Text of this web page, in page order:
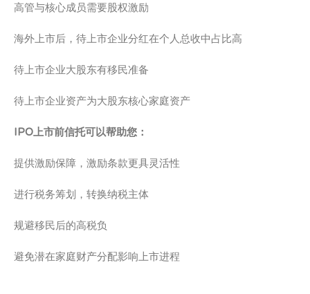
高管与核心成员需要股权激励
海外上市后，待上市企业分红在个人总收中占比高
待上市企业大股东有移民准备
待上市企业资产为大股东核心家庭资产
IPO上市前信托可以帮助您：
提供激励保障，激励条款更具灵活性
进行税务筹划，转换纳税主体
规避移民后的高税负
避免潜在家庭财产分配影响上市进程